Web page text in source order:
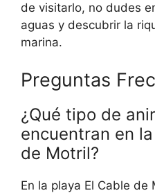
de visitarlo, no dudes
aguas y descubrir la
marina.
Preguntas
¿Qué tipo de
encuentran en
de Motril?
En la playa El Cable